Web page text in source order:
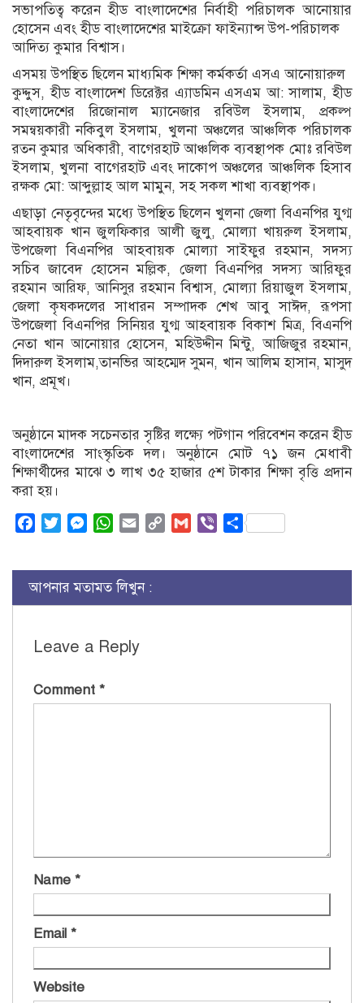
সভাপতিত্ব করেন হীড বাংলাদেশের নির্বাহী পরিচালক আনোয়ার
হোসেন এবং হীড বাংলাদেশের মাইক্রো ফাইন্যান্স উপ-পরিচালক
আদিত্য কুমার বিশ্বাস।
এসময় উপস্থিত ছিলেন মাধ্যমিক শিক্ষা কর্মকর্তা এসএ আনোয়ারুল
কুদ্দুস, হীড বাংলাদেশ ডিরেক্টর এ্যাডমিন এসএম আ: সালাম, হীড
বাংলাদেশের রিজোনাল ম্যানেজার রবিউল ইসলাম, প্রকল্প
সমন্বয়কারী নকিবুল ইসলাম, খুলনা অঞ্চলের আঞ্চলিক পরিচালক
রতন কুমার অধিকারী, বাগেরহাট আঞ্চলিক ব্যবস্থাপক মোঃ রবিউল
ইসলাম, খুলনা বাগেরহাট এবং দাকোপ অঞ্চলের আঞ্চলিক হিসাব
রক্ষক মো: আব্দুল্লাহ আল মামুন, সহ সকল শাখা ব্যবস্থাপক।
এছাড়া নেতৃবৃন্দের মধ্যে উপস্থিত ছিলেন খুলনা জেলা বিএনপির যুগ্ম
আহবায়ক খান জুলফিকার আলী জুলু, মোল্যা খায়রুল ইসলাম,
উপজেলা বিএনপির আহবায়ক মোল্যা সাইফুর রহমান, সদস্য
সচিব জাবেদ হোসেন মল্লিক, জেলা বিএনপির সদস্য আরিফুর
রহমান আরিফ, আনিসুর রহমান বিশ্বাস, মোল্যা রিয়াজুল ইসলাম,
জেলা কৃষকদলের সাধারন সম্পাদক শেখ আবু সাঈদ, রূপসা
উপজেলা বিএনপির সিনিয়র যুগ্ম আহবায়ক বিকাশ মিত্র, বিএনপি
নেতা খান আনোয়ার হোসেন, মহিউদ্দীন মিন্টু, আজিজুর রহমান,
দিদারুল ইসলাম,তানভির আহম্মেদ সুমন, খান আলিম হাসান, মাসুদ
খান, প্রমূখ।
অনুষ্ঠানে মাদক সচেনতার সৃষ্টির লক্ষ্যে পটগান পরিবেশন করেন হীড
বাংলাদেশের সাংস্কৃতিক দল। অনুষ্ঠানে মোট ৭১ জন মেধাবী
শিক্ষার্থীদের মাঝে ৩ লাখ ৩৫ হাজার ৫শ টাকার শিক্ষা বৃত্তি প্রদান
করা হয়।
FacebookTwitterMessenger
WhatsApp
Email
Copy
Gmail ViberShare
আপনার মতামত লিখুন :
Leave a Reply
Comment *
Name *
Email *
Website